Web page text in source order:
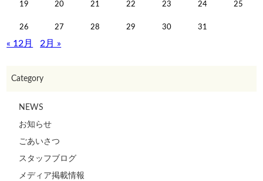
19 20 21 22 23 24 25
26 27 28 29 30 31
« 12月 2月 »
Category
NEWS
お知らせ
ごあいさつ
スタッフブログ
メディア掲載情報